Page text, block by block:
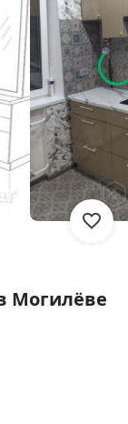
Могилёве